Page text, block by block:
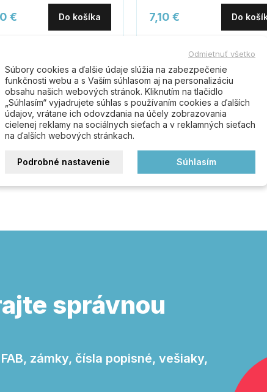
€ Do košíka 7,10 € Do
správnou
zámky, čísla popisné, vešiaky,
Odmietnuť všetko
Súbory cookies a ďalšie údaje slúžia na zabezpečenie
funkčnosti webu a s Vaším súhlasom aj na personalizáciu
obsahu našich webových stránok. Kliknutím na tlačidlo
„Súhlasím“ vyjadrujete súhlas s používaním cookies a ďalších
údajov, vrátane ich odovzdania na účely zobrazovania
cielenej reklamy na sociálnych sieťach a v reklamných sieťach
na ďalších webových stránkach.
Podrobné nastavenie Súhlasím